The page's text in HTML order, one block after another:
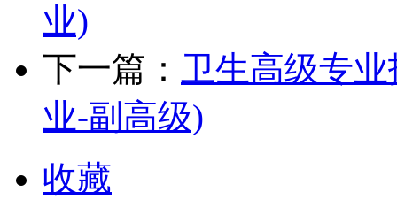
业)
下一篇： 卫生高级专
业-副高级)
收藏